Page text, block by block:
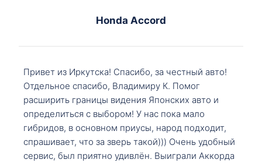
Honda Accord
Привет из Иркутска! Спасибо, за честный авто!
Отдельное спасибо, Владимиру К. Помог
расширить границы видения Японских авто и
определиться с выбором! У нас пока мало
гибридов, в основном приусы, народ подходит,
спрашивает, что за зверь такой))) Очень удобный
сервис, был приятно удивлён. Выиграли Аккорда